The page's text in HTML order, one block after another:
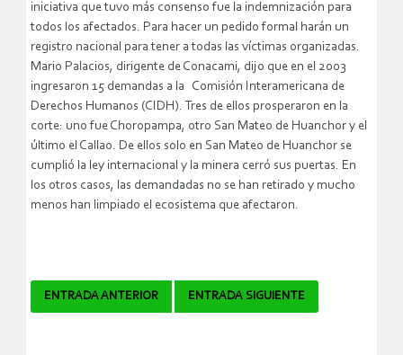
iniciativa que tuvo más consenso fue la indemnización para
todos los afectados. Para hacer un pedido formal harán un
registro nacional para tener a todas las víctimas organizadas.
Mario Palacios, dirigente de Conacami, dijo que en el 2003
ingresaron 15 demandas a la Comisión Interamericana de
Derechos Humanos (CIDH). Tres de ellos prosperaron en la
corte: uno fue Choropampa, otro San Mateo de Huanchor y el
último el Callao. De ellos solo en San Mateo de Huanchor se
cumplió la ley internacional y la minera cerró sus puertas. En
los otros casos, las demandadas no se han retirado y mucho
menos han limpiado el ecosistema que afectaron.
Navegador
ENTRADA ANTERIOR ENTRADA SIGUIENTE